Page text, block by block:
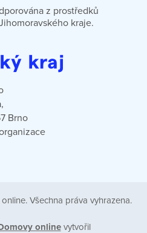
z prostředků
kraje.
Brno
Všechna práva vyhrazena.
onlinevytvořil